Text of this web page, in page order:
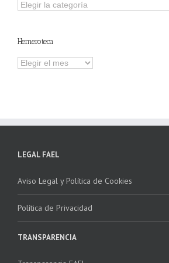
Explorar
Hemeroteca
Hemeroteca
LEGAL FAEL
Aviso Legal y Política de Cookies
Política de Privacidad
TRANSPARENCIA